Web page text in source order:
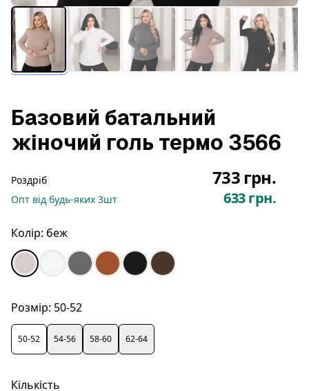
Базовий батальний
жіночий голь термо 3566
Роздріб 733 грн.
Опт від будь-яких 3шт 633 грн.
Колір: беж
Розмір: 50-52
50-52 54-56 58-60 62-64
Кількість